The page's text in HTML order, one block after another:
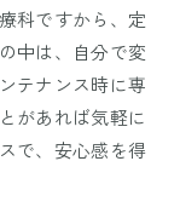
科ですから、定
中は、自分で変
テナンス時に専
があれば気軽に
で、安心感を得